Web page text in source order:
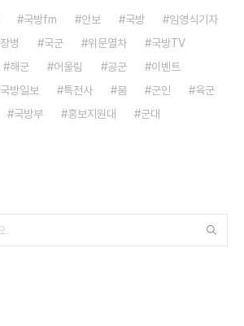
국방fm 안보 국방
임영식기자
장병 국군 위문열차
국방TV
해군 어울림 공군
이벤트
국방일보 특전사 붐 군인
육군
국방부 홍보지원대 군대